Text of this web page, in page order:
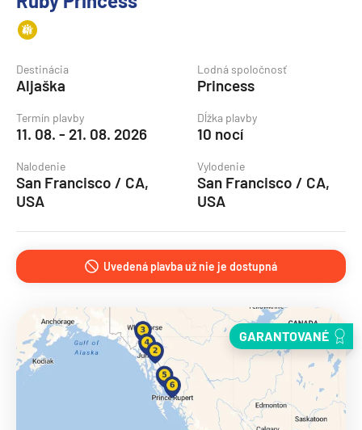
Destinácia
Aljaška
Lodná spoločnosť
Princess
Termín plavby
11. 08. - 21. 08. 2026
Dĺžka plavby
10 nocí
Nalodenie
San Francisco / CA,
USA
Vylodenie
San Francisco / CA,
USA
Uvedená plavba už nie je dostupná
GARANTOVANÉ